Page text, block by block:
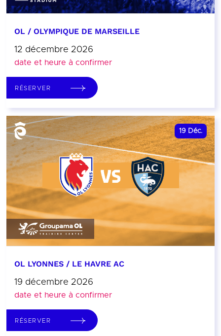
OL / OLYMPIQUE DE MARSEILLE
12 décembre 2026
date et heure à confirmer
RÉSERVER
19 Déc.
OL LYONNES / LE HAVRE AC
19 décembre 2026
date et heure à confirmer
RÉSERVER